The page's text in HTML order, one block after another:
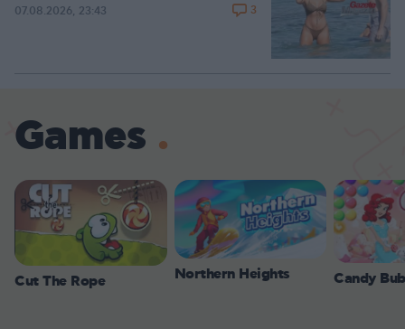
07.08.2026, 23:43 3
Games
Cut The Rope Northern Heights Candy